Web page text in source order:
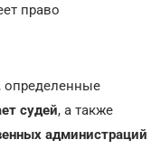
право
определенные
судей, а также
администраций